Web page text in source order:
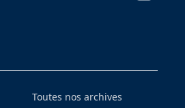
Toutes nos archives